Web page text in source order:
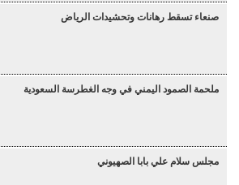
صنعاء تسقط رهانات وتحشيدات الرياض
ملحمة الصمود اليمني في وجه الغطرسة السعودية
مجلس سلام علي بابا الصهيوني